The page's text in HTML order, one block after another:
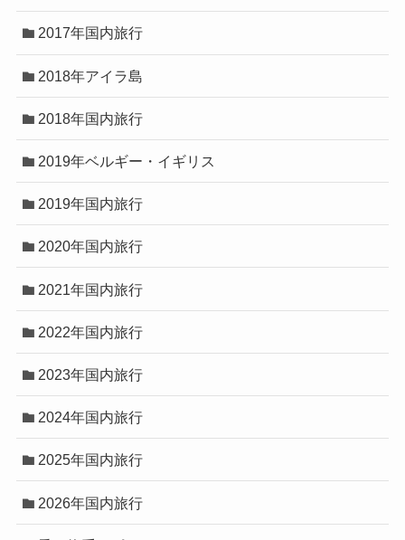
2017年国内旅行
2018年アイラ島
2018年国内旅行
2019年ベルギー・イギリス
2019年国内旅行
2020年国内旅行
2021年国内旅行
2022年国内旅行
2023年国内旅行
2024年国内旅行
2025年国内旅行
2026年国内旅行